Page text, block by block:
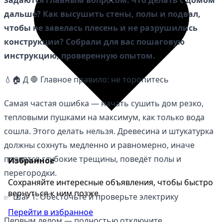
Избранное
Сохраняйте интересные объявления, чтобы быстро
вернуться к ним позже.
Перейти в избранное
дальше? Как высушить стены, полы и подвал,
чтобы не завелась плесень и не разрушились
конструкции? Собрали для вас пошаговую
инструкцию, проверенную опытом.
💧🏠 Д 🛑 Главное правило: не торопитесь
Самая частая ошибка — начать сушить дом резко,
тепловыми пушками на максимум, как только вода
сошла. Этого делать нельзя. Древесина и штукатурка
должны сохнуть медленно и равномерно, иначе
появятся глубокие трещины, поведёт полы и
перегородки.
✅ Шаг 1. Обесточьте и проверьте электрику